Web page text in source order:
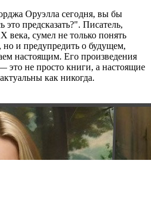
Оруэлла сегодня, вы бы
предсказать?". Писатель,
века, сумел не только понять
и предупредить о будущем,
настоящим. Его произведения
не просто книги, а настоящие
как никогда.